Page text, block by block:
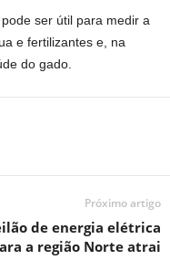
ser útil para medir a
e fertilizantes e, na
do gado.
Próximo artigo
de energia elétrica
a região Norte atrai